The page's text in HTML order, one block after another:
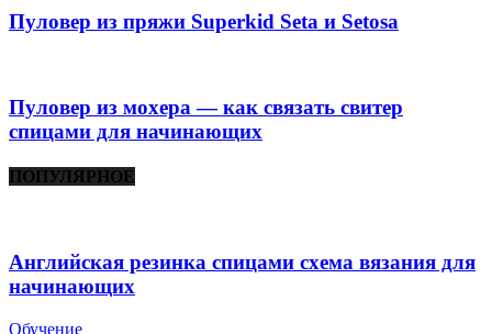
Пуловер из пряжи Superkid Seta и Setosa
Пуловер из мохера — как связать свитер
спицами для начинающих
ПОПУЛЯРНОЕ
Английская резинка спицами схема вязания для
начинающих
Обучение